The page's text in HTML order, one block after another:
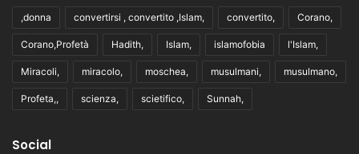
,donna convertirsi , convertito ,Islam, convertito, Corano,
Corano,Profetà Hadith, Islam, islamofobia l'Islam,
Miracoli, miracolo, moschea, musulmani, musulmano,
Profeta,, scienza, scietifico, Sunnah,
Social